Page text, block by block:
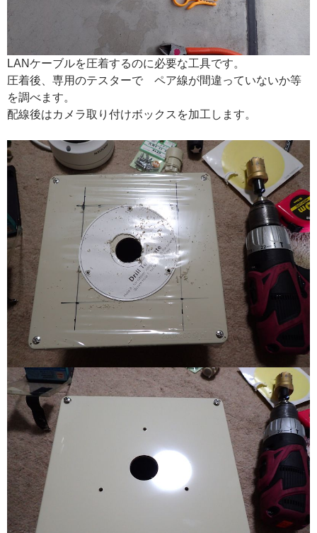
LANケーブルを圧着するのに必要な工具です。
圧着後、専用のテスターで ペア線が間違っていないか等
を調べます。
配線後はカメラ取り付けボックスを加工します。